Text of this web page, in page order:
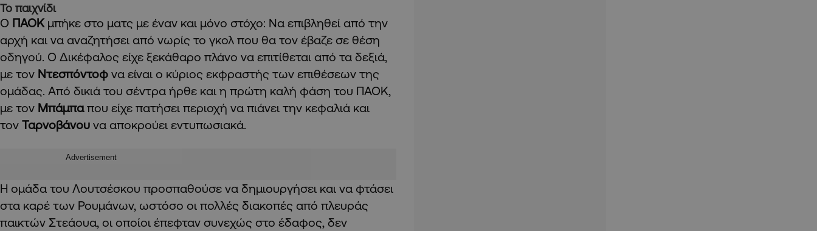
Το παιχνίδι
Ο ΠΑΟΚ μπήκε στο ματς με έναν και μόνο στόχο: Να επιβληθεί από την
αρχή και να αναζητήσει από νωρίς το γκολ που θα τον έβαζε σε θέση
οδηγού. Ο Δικέφαλος είχε ξεκάθαρο πλάνο να επιτίθεται από τα δεξιά,
με τον Ντεσπόντοφ να είναι ο κύριος εκφραστής των επιθέσεων της
ομάδας. Από δικιά του σέντρα ήρθε και η πρώτη καλή φάση του ΠΑΟΚ,
με τον Μπάμπαπου είχε πατήσει περιοχή να πιάνει την κεφαλιά και
τον Ταρνοβάνου να αποκρούει εντυπωσιακά.
Advertisement
Η ομάδα του Λουτσέσκου προσπαθούσε να δημιουργήσει και να φτάσει
στα καρέ των Ρουμάνων, ωστόσο οι πολλές διακοπές από πλευράς
παικτών Στεάουα, οι οποίοι έπεφταν συνεχώς στο έδαφος, δεν